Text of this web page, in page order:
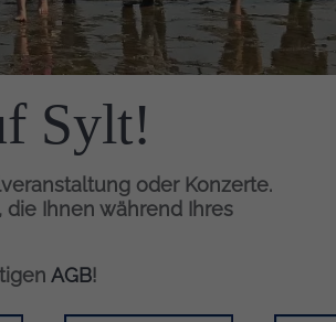
Sylt!
oder Konzerte.
Ihnen während Ihres
AGB!